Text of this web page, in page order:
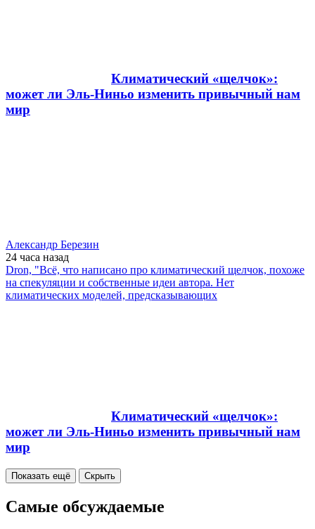
Климатический «щелчок»:
может ли Эль-Ниньо изменить привычный нам
мир
Александр Березин
24 часа назад
Dron, "Всё, что написано про климатический щелчок, похоже
на спекуляции и собственные идеи автора. Нет
климатических моделей, предсказывающих
Климатический «щелчок»:
может ли Эль-Ниньо изменить привычный нам
мир
Показать ещё Скрыть
Самые обсуждаемые